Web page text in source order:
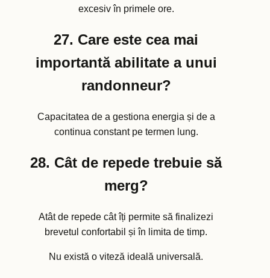
excesiv în primele ore.
27. Care este cea mai
importantă abilitate a unui
randonneur?
Capacitatea de a gestiona energia și de a
continua constant pe termen lung.
28. Cât de repede trebuie să
merg?
Atât de repede cât îți permite să finalizezi
brevetul confortabil și în limita de timp.
Nu există o viteză ideală universală.